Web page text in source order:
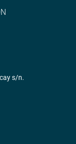
s/n.